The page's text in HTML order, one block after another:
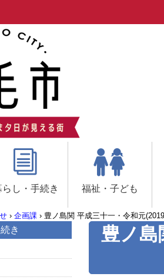
らし・手続き 福祉・子ども
› 企画課 › 豊ノ島関 平成三十一・令和元
豊ノ島
き